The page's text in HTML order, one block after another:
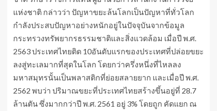
แห่งชาติ กล่าวว่า ปัญหาขยะล้นโลกเป็นปัญหาที่ทั่วโลก
กำลังประสบปัญหาอย่างหนักอยู่ในปัจจุบันจากข้อมูล
กระทรวงทรัพยากรธรรมชาติและสิ่งแวดล้อม เมื่อปี พ.ศ.
2563 ประเทศไทยติด 10อันดับแรกของประเทศที่ปล่อยขยะ
ลงสู่ทะเลมากที่สุดในโลก โดยกว่าครึ่งหนึ่งที่ไหลลง
มหาสมุทรนั้นเป็นพลาสติกที่ย่อยสลายยาก และเมื่อปี พ.ศ.
2562 พบว่า ปริมาณขยะที่ประเทศไทยสร้างขึ้นอยู่ที่ 28.7
ล้านตัน ซึ่งมากกว่าปี พ.ศ. 2561 อยู่ 3% โดยถูก คัดแยก ณ